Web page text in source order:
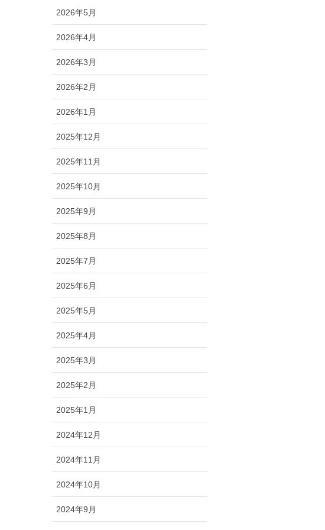
2026年5月
2026年4月
2026年3月
2026年2月
2026年1月
2025年12月
2025年11月
2025年10月
2025年9月
2025年8月
2025年7月
2025年6月
2025年5月
2025年4月
2025年3月
2025年2月
2025年1月
2024年12月
2024年11月
2024年10月
2024年9月